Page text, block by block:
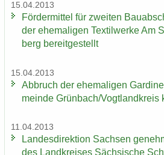
15.04.2013
För­der­mit­tel für zwei­ten
der ehe­ma­li­gen Tex­til­wer­ke Am
berg be­reit­ge­stellt
15.04.2013
Ab­bruch der ehe­ma­li­gen
mein­de Grün­bach/Vogt­land­kreis
11.04.2013
Lan­des­di­rek­ti­on Sach­sen
des Land­krei­ses Säch­si­sche